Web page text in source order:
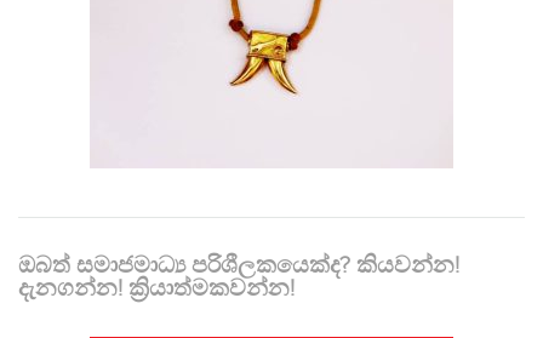
ඔබත් සමාජමාධ්‍ය පරිශීලකයෙක්ද? කියවන්න!
දැනගන්න! ක්‍රියාත්මකවන්න!